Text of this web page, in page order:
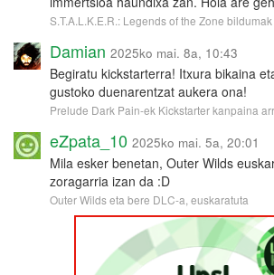
S.T.A.L.K.E.R.: Legends of the Zone bildumak
Damian 2025ko mai. 8a, 10:43
Begiratu kickstarterra! Itxura bikaina
gustoko duenarentzat aukera ona!
Prelude Dark Pain-ek Kickstarter kanpaina
eZpata_10 2025ko mai. 5a, 20:01
Mila esker benetan, Outer Wilds
zoragarria izan da :D
Outer Wilds eta bere DLC-a, euskaratuta